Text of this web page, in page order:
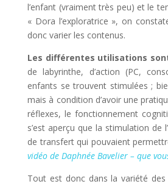
l’enfant (vraiment très peu) et le
« Dora l’exploratrice », on
donc varier les contenus.
Les différentes utilisations
de labyrinthe, d’action (PC,
enfants se trouvent stimulées ;
mais à condition d’avoir une
réflexes, le fonctionnement
s’est aperçu que la stimulation de
de transfert qui pouvaient
vidéo de Daphnée Bavelier – que
Tout est donc dans la variété